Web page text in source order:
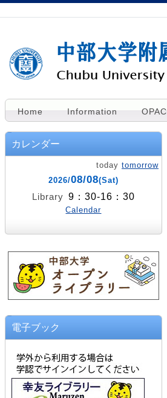
Home Information OPAC
カレンダー
today tomorrow
2026/08/08(Sat)
Library 9：30-16：30
Calendar
電子ブック